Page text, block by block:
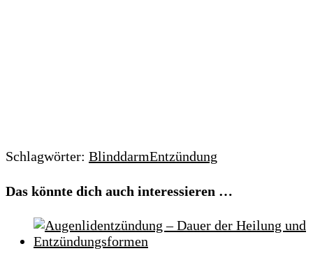
Schlagwörter: BlinddarmEntzündung
Das könnte dich auch interessieren …